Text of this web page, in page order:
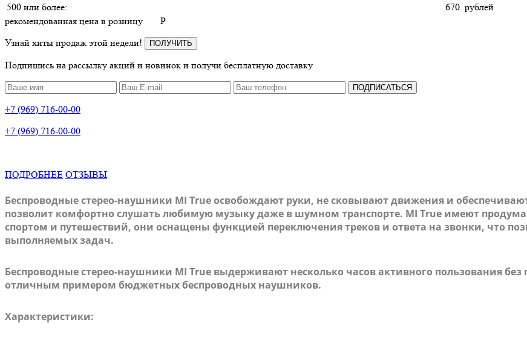
500 или более:
670. рублей
рекомендованная цена в розницу
P
Узнай хиты продаж этой недели!
ПОЛУЧИТЬ
Подпишись на рассылку акций и новинок и получи бесплатную доставку
ПОДПИСАТЬСЯ
+7 (969) 716-00-00
+7 (969) 716-00-00
ПОДРОБНЕЕ ОТЗЫВЫ
Беспроводные стерео-наушники MI True освобождают руки, не сковывают движения и
позволит комфортно слушать любимую музыку даже в шумном транспорте. MI True имеют
спортом и путешествий, они оснащены функцией переключения треков и ответа на звонки, что
выполняемых задач.
Беспроводные стерео-наушники MI True выдерживают несколько часов активного пользования
отличным примером бюджетных беспроводных наушников.
Характеристики: